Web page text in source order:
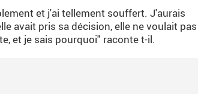
et j'ai tellement souffert. J'aurais
avait pris sa décision, elle ne voulait pas
et je sais pourquoi" raconte t-il.